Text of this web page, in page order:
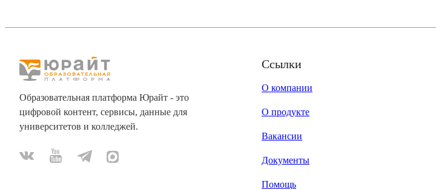
Образовательная платформа Юрайт - это
цифровой контент, сервисы, данные для
университетов и колледжей.
Ссылки
О компании
О продукте
Вакансии
Документы
Помощь